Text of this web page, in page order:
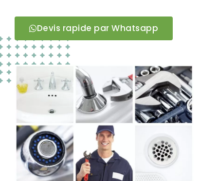
Devis rapide par Whatsapp